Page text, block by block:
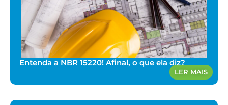
Entenda a NBR 15220! Afinal, o que ela diz?
LER MAIS